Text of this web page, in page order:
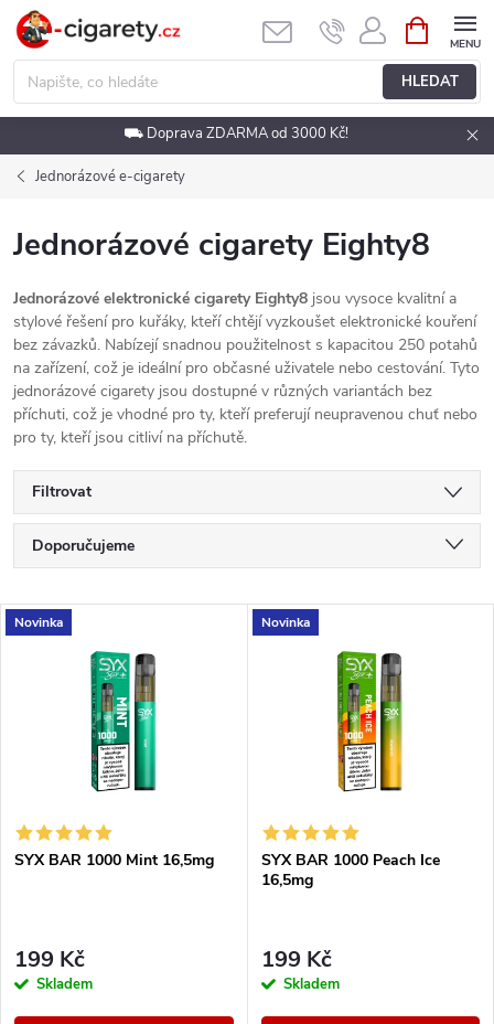
Přejít
obsah
HLEDAT
NÁKUPNÍ
KOŠÍK
⛟ Doprava ZDARMA od 3000 Kč!
Jednorázové e-cigarety
Jednorázové cigarety Eighty8
Jednorázové elektronické cigarety Eighty8 jsou vysoce kvalitní a
stylové řešení pro kuřáky, kteří chtějí vyzkoušet elektronické kouření
bez závazků. Nabízejí snadnou použitelnost s kapacitou 250 potahů
na zařízení, což je ideální pro občasné uživatele nebo cestování. Tyto
jednorázové cigarety jsou dostupné v různých variantách bez
příchuti, což je vhodné pro ty, kteří preferují neupravenou chuť nebo
pro ty, kteří jsou citliví na příchutě.
Filtrovat
Ř
a
í
p
r
o
Doporučujeme
Nejdražší
Nejprodávanější
Abecedně
V
s
r
Novinka
SYX BAR 1000 Mint 16,5mg
199 Kč
Skladem
Novinka
SYX BAR 1000 Peach Ice
16,5mg
199 Kč
Skladem